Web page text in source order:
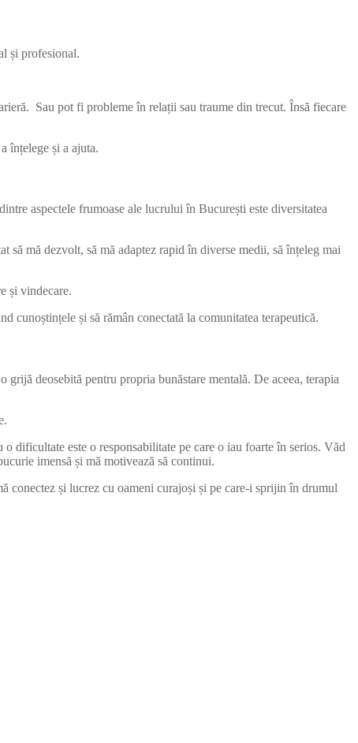
și profesional.
Sau pot fi probleme în relații sau traume din trecut. Însă fiecare
înțelege și a ajuta.
aspectele frumoase ale lucrului în București este diversitatea
mă dezvolt, să mă adaptez rapid în diverse medii, să înțeleg mai
și vindecare.
cunoștințele și să rămân conectată la comunitatea terapeutică.
deosebită pentru propria bunăstare mentală. De aceea, terapia
dificultate este o responsabilitate pe care o iau foarte în serios. Văd
imensă și mă motivează să continui.
conectez și lucrez cu oameni curajoși și pe care-i sprijin în drumul